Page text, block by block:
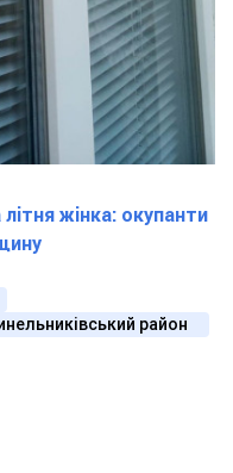
жінка: окупанти
район